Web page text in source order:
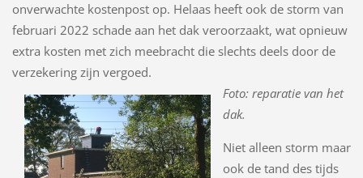
onverwachte kostenpost op. Helaas heeft ook de storm van
februari 2022 schade aan het dak veroorzaakt, wat opnieuw
extra kosten met zich meebracht die slechts deels door de
verzekering zijn vergoed.
Foto: reparatie van het
dak.
Niet alleen storm maar
ook de tand des tijds